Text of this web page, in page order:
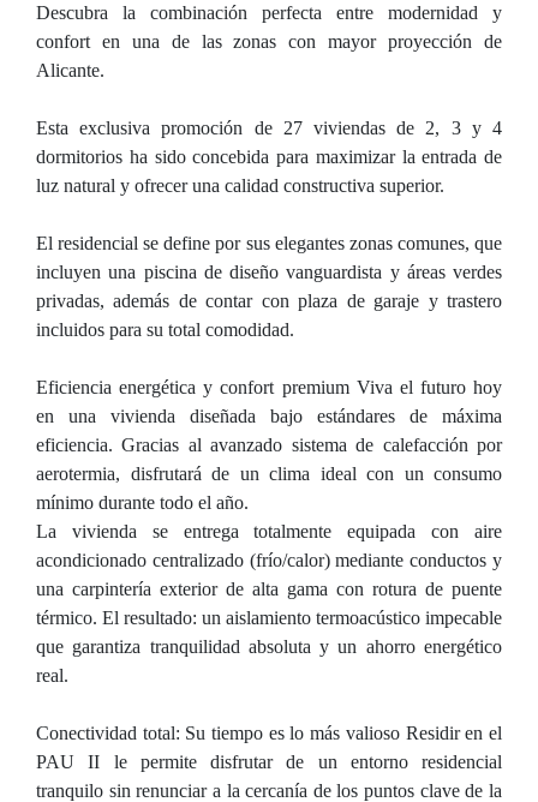
Descubra la combinación perfecta entre modernidad y
confort en una de las zonas con mayor proyección de
Alicante.
Esta exclusiva promoción de 27 viviendas de 2, 3 y 4
dormitorios ha sido concebida para maximizar la entrada de
luz natural y ofrecer una calidad constructiva superior.
El residencial se define por sus elegantes zonas comunes, que
incluyen una piscina de diseño vanguardista y áreas verdes
privadas, además de contar con plaza de garaje y trastero
incluidos para su total comodidad.
Eficiencia energética y confort premium Viva el futuro hoy
en una vivienda diseñada bajo estándares de máxima
eficiencia. Gracias al avanzado sistema de calefacción por
aerotermia, disfrutará de un clima ideal con un consumo
mínimo durante todo el año.
La vivienda se entrega totalmente equipada con aire
acondicionado centralizado (frío/calor) mediante conductos y
una carpintería exterior de alta gama con rotura de puente
térmico. El resultado: un aislamiento termoacústico impecable
que garantiza tranquilidad absoluta y un ahorro energético
real.
Conectividad total: Su tiempo es lo más valioso Residir en el
PAU II le permite disfrutar de un entorno residencial
tranquilo sin renunciar a la cercanía de los puntos clave de la